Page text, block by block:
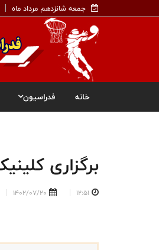
جمعه شانزدهم مرداد ماه
خانه فدراسیون
برگزاری
12:51
1402/07/20